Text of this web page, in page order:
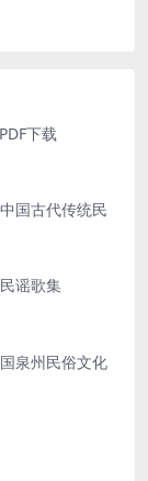
下载
国古代传统民
谣歌集
泉州民俗文化